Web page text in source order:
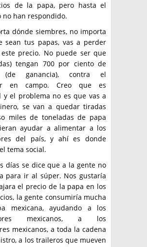
de la papa, pero hasta el
no han respondido.
dónde siembres, no importa
sean tus papas, vas a perder
precio. No puede ser que
tengan 700 por ciento de
(de ganancia), contra el
en campo. Creo que es
y el problema no es que vas a
se van a quedar tiradas
miles de toneladas de papa
ayudar a alimentar a los
del país, y ahí es donde
tema social.
días se dice que a la gente no
para ir al súper. Nos gustaría
el precio de la papa en los
la gente consumiría mucha
mexicana, ayudando a los
mexicanos, a los
mexicanos, a toda la cadena
a los traileros que mueven